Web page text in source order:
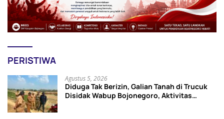
PERISTIWA
Agustus 5, 2026
Diduga Tak Berizin, Galian Tanah di Trucuk
Disidak Wabup Bojonegoro, Aktivitas